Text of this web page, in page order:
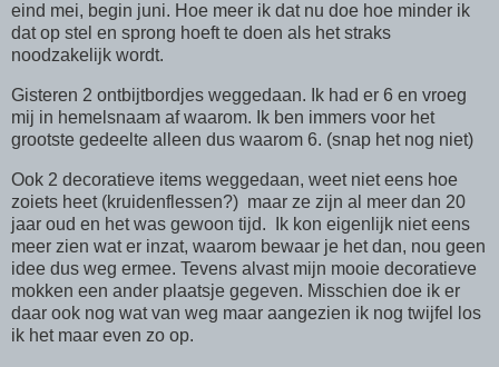
eind mei, begin juni. Hoe meer ik dat nu doe hoe minder ik
dat op stel en sprong hoeft te doen als het straks
noodzakelijk wordt.
Gisteren 2 ontbijtbordjes weggedaan. Ik had er 6 en vroeg
mij in hemelsnaam af waarom. Ik ben immers voor het
grootste gedeelte alleen dus waarom 6. (snap het nog niet)
Ook 2 decoratieve items weggedaan, weet niet eens hoe
zoiets heet (kruidenflessen?) maar ze zijn al meer dan 20
jaar oud en het was gewoon tijd. Ik kon eigenlijk niet eens
meer zien wat er inzat, waarom bewaar je het dan, nou geen
idee dus weg ermee. Tevens alvast mijn mooie decoratieve
mokken een ander plaatsje gegeven. Misschien doe ik er
daar ook nog wat van weg maar aangezien ik nog twijfel los
ik het maar even zo op.